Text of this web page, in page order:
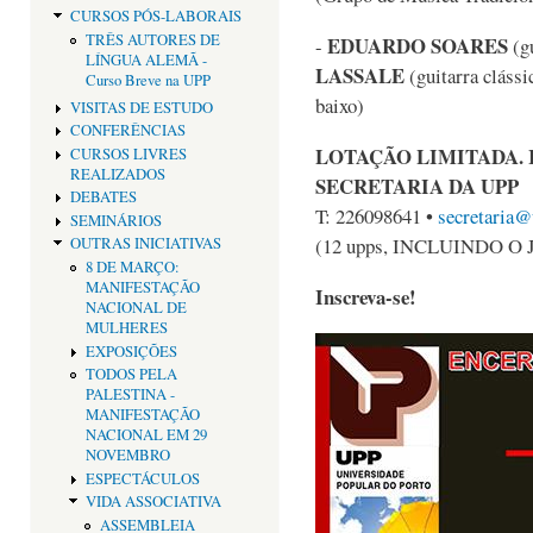
CURSOS PÓS-LABORAIS
TRÊS AUTORES DE
LÍNGUA ALEMÃ -
Curso Breve na UPP
VISITAS DE ESTUDO
CONFERÊNCIAS
CURSOS LIVRES
REALIZADOS
DEBATES
SEMINÁRIOS
OUTRAS INICIATIVAS
8 DE MARÇO:
MANIFESTAÇÃO
NACIONAL DE
MULHERES
EXPOSIÇÕES
TODOS PELA
PALESTINA -
MANIFESTAÇÃO
NACIONAL EM 29
NOVEMBRO
ESPECTÁCULOS
VIDA ASSOCIATIVA
ASSEMBLEIA
- EDUARDO SOARES
LASSALE(guitarra
baixo)
LOTAÇÃO LIMITADA.
SECRETARIA DA UPP
T: 226098641 •
(12 upps, INCLUINDO O
Inscreva-se!